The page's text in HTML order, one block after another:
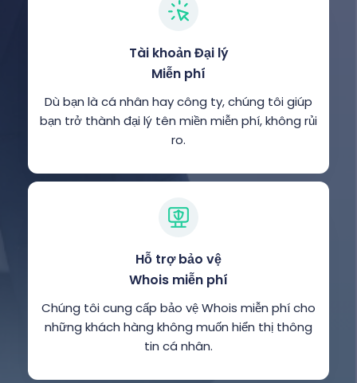
Tài khoản Đại lý
Miễn phí
Dù bạn là cá nhân hay công ty, chúng tôi giúp
bạn trở thành đại lý tên miền miễn phí, không rủi
ro.
Hỗ trợ bảo vệ
Whois miễn phí
Chúng tôi cung cấp bảo vệ Whois miễn phí cho
những khách hàng không muốn hiển thị thông
tin cá nhân.